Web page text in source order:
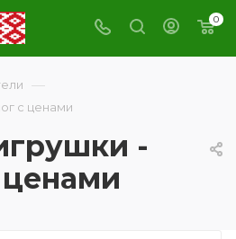
0
—
с ценами
-
ценами